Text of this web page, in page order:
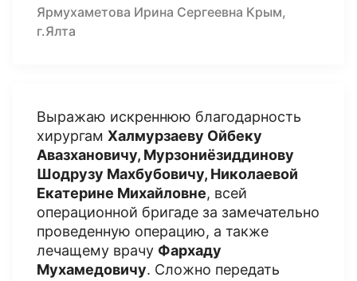
Ярмухаметова Ирина Сергеевна Крым,
г.Ялта
Выражаю искреннюю благодарность
хирургам Халмурзаеву Ойбеку
Авазхановичу, Мурзониёзиддинову
Шодрузу Махбубовичу, Николаевой
Екатерине Михайловне, всей
операционной бригаде за замечательно
проведенную операцию, а также
лечащему врачу Фархаду
Мухамедовичу. Сложно передать